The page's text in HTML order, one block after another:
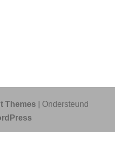
Themes | Ondersteund